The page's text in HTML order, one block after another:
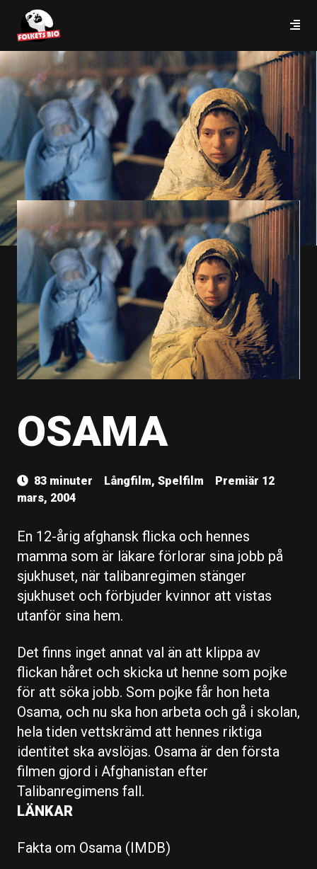
OSAMA
83 minuter Långfilm, Spelfilm
Premiär 12
mars, 2004
En 12-årig afghansk flicka och hennes
mamma som är läkare förlorar sina jobb på
sjukhuset, när talibanregimen stänger
sjukhuset och förbjuder kvinnor att vistas
utanför sina hem.
Det finns inget annat val än att klippa av
flickan håret och skicka ut henne som pojke
för att söka jobb. Som pojke får hon heta
Osama, och nu ska hon arbeta och gå i skolan,
hela tiden vettskrämd att hennes riktiga
identitet ska avslöjas. Osama är den första
filmen gjord i Afghanistan efter
Talibanregimens fall.
LÄNKAR
Fakta om Osama (IMDB)